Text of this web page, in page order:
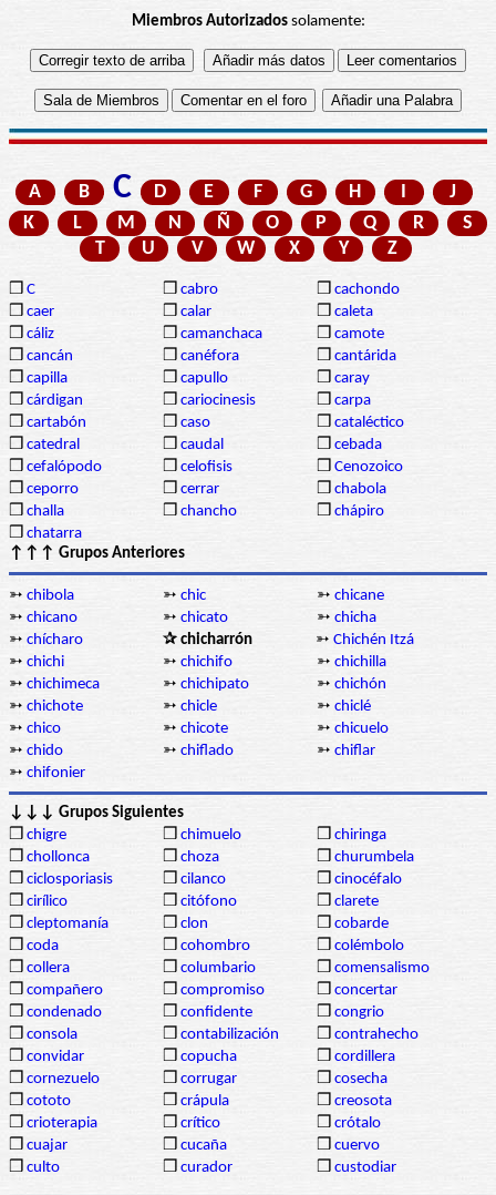
Miembros Autorizadossolamente:
A B C D E F G H
J
K
L M N Ñ O P Q R
S
T
U V W X Y Z
❒ C ❒ cabro ❒ cachondo
❒ caer ❒ calar ❒ caleta
❒ cáliz ❒ camanchaca ❒ camote
❒ cancán ❒ canéfora ❒ cantárida
❒ capilla ❒ capullo ❒ caray
❒ cárdigan ❒ cariocinesis ❒ carpa
❒ cartabón ❒ caso ❒ cataléctico
❒ catedral ❒ caudal ❒ cebada
❒ cefalópodo ❒ celofisis ❒ Cenozoico
❒ ceporro ❒ cerrar ❒ chabola
❒ challa ❒ chancho ❒ chápiro
❒ chatarra
↑↑↑ Grupos Anteriores
➳ chibola ➳ chic ➳ chicane
➳ chicano ➳ chicato ➳ chicha
➳ chícharo ✰ chicharrón ➳ Chichén Itzá
➳ chichi ➳ chichifo ➳ chichilla
➳ chichimeca ➳ chichipato ➳ chichón
➳ chichote ➳ chicle ➳ chiclé
➳ chico ➳ chicote ➳ chicuelo
➳ chido ➳ chiflado ➳ chiflar
➳ chifonier
↓↓↓ Grupos Siguientes
❒ chigre ❒ chimuelo ❒ chiringa
❒ chollonca ❒ choza ❒ churumbela
❒ ciclosporiasis ❒ cilanco ❒ cinocéfalo
❒ cirílico ❒ citófono ❒ clarete
❒ cleptomanía ❒ clon ❒ cobarde
❒ coda ❒ cohombro ❒ colémbolo
❒ collera ❒ columbario ❒ comensalismo
❒ compañero ❒ compromiso ❒ concertar
❒ condenado ❒ confidente ❒ congrio
❒ consola ❒ contabilización ❒ contrahecho
❒ convidar ❒ copucha ❒ cordillera
❒ cornezuelo ❒ corrugar ❒ cosecha
❒ cototo ❒ crápula ❒ creosota
❒ crioterapia ❒ crítico ❒ crótalo
❒ cuajar ❒ cucaña ❒ cuervo
❒ culto ❒ curador ❒ custodiar